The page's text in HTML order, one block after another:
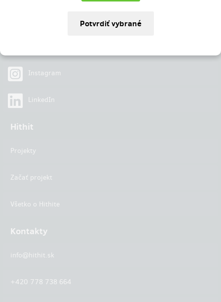
Instagram
LinkedIn
Hithit
Projekty
Začať projekt
Všetko o Hithite
Kontakty
info@hithit.sk
+420 778 738 664